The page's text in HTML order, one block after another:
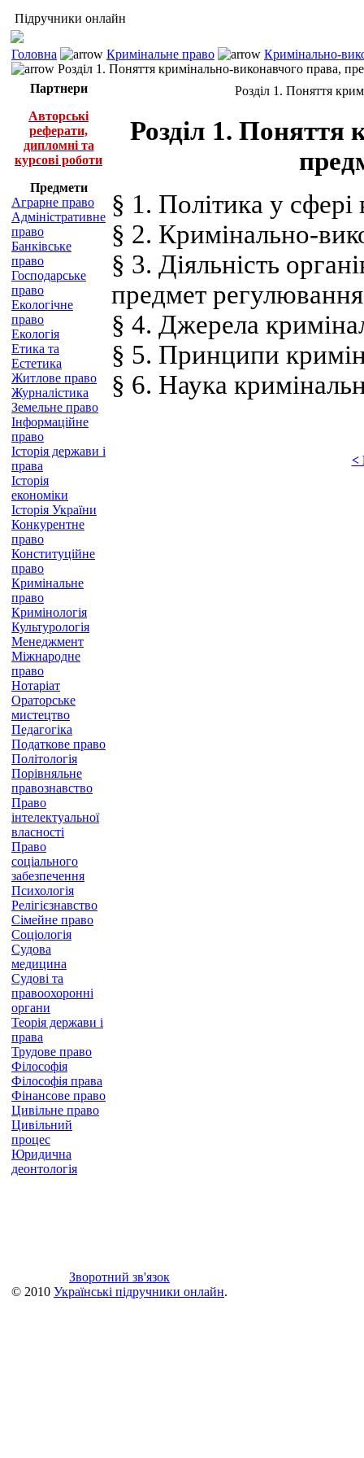
Підручники онлайн
Головна Кримінальне право
Кримінально-
Розділ 1. Поняття кримінально-виконавчого права,
Партнери
Авторські
реферати,
дипломні та
курсові роботи
Предмети
Аграрне право
Адміністративне
право
Банківське
право
Господарське
право
Екологічне
право
Екологія
Етика та
Естетика
Житлове право
Журналістика
Земельне право
Інформаційне
право
Історія держави і
права
Історія
економіки
Історія України
Конкурентне
право
Конституційне
право
Кримінальне
право
Кримінологія
Культурологія
Менеджмент
Міжнародне
право
Нотаріат
Ораторське
мистецтво
Педагогіка
Податкове право
Політологія
Порівняльне
правознавство
Право
інтелектуальної
власності
Право
соціального
забезпечення
Психологія
Релігієзнавство
Сімейне право
Соціологія
Судова
медицина
Судові та
правоохоронні
органи
Теорія держави і
права
Трудове право
Філософія
Філософія права
Фінансове право
Цивільне право
Цивільний
процес
Юридична
деонтологія
Розділ 1. Поняття
Розділ 1. Поняття
§ 1. Політика у
§ 2. Кримінально-
§ 3. Діяльність
предмет
§ 4. Джерела
§ 5. Принципи
§ 6. Наука
<
Зворотний зв'язок
© 2010 Українські підручники онлайн.